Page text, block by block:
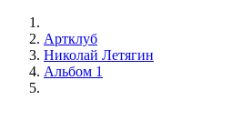
Артклуб
Николай Летягин
Альбом 1